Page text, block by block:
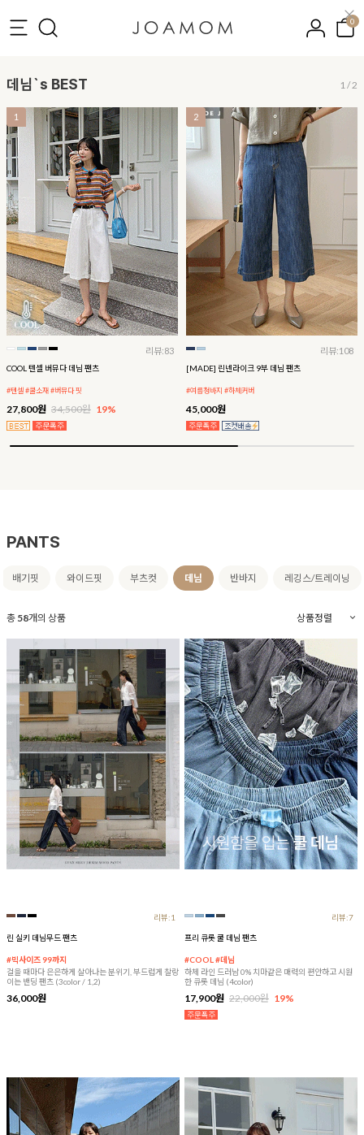
0
데님`s BEST 1/2
1
리뷰:83
COOL 텐셀 버뮤다 데님 팬츠
#텐셀 #쿨소재 #버뮤다 핏
27,800원 34,500원 19%
2
리뷰:108
[MADE] 린넨라이크 9부 데님 팬츠
#여름청바지 #하체커버
45,000원
PANTS
배기핏 와이드핏 부츠컷 데님 반바지 레깅스/트레이닝
총 58개의 상품
리뷰:1
린 실키 데님무드 팬츠
#빅사이즈 99까지
걸을 때마다 은은하게 살아나는 분위기, 부드럽게 찰랑
이는 밴딩 팬츠 (3color / 1,2)
36,000원
리뷰:7
프리 큐롯 쿨 데님 팬츠
#COOL #데님
하체 라인 드러남 0% 치마같은 매력의 편안하고 시원
한 큐롯 데님 (4color)
17,900원 22,000원 19%